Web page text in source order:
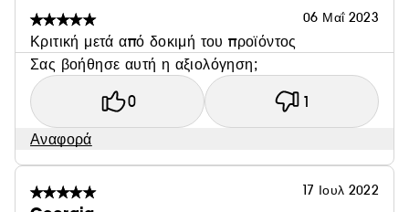
06 Μαΐ 2023
Κριτική μετά από δοκιμή του προϊόντος
Σας βοήθησε αυτή η αξιολόγηση;
0 1
Αναφορά
17 Ιουλ 2022